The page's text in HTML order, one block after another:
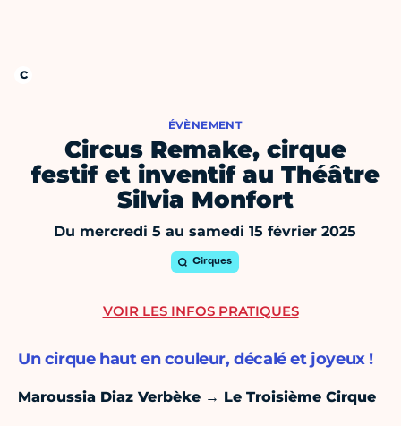
ÉVÈNEMENT
Circus Remake, cirque
festif et inventif au Théâtre
Silvia Monfort
Du mercredi 5 au samedi 15 février 2025
Cirques
Un cirque haut en couleur, décalé et joyeux !
Maroussia Diaz Verbèke → Le Troisième Cirque
VOIR LES INFOS PRATIQUES